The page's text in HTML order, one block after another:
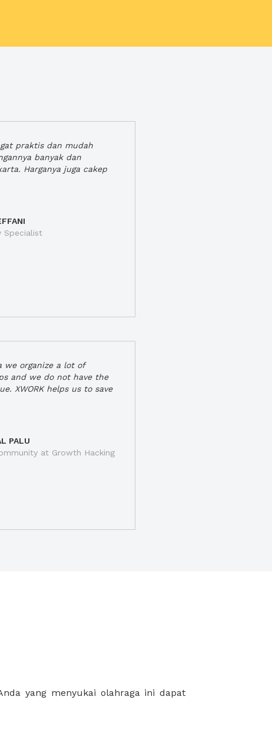
praktis dan mudah
banyak dan
Harganya juga cakep
Specialist
we organize a lot of
and we do not have the
XWORK helps us to save
PALU
at Growth Hacking